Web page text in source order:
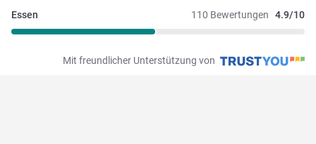
110 Bewertungen 4.9/10
Essen
Mit freundlicher Unterstützung von